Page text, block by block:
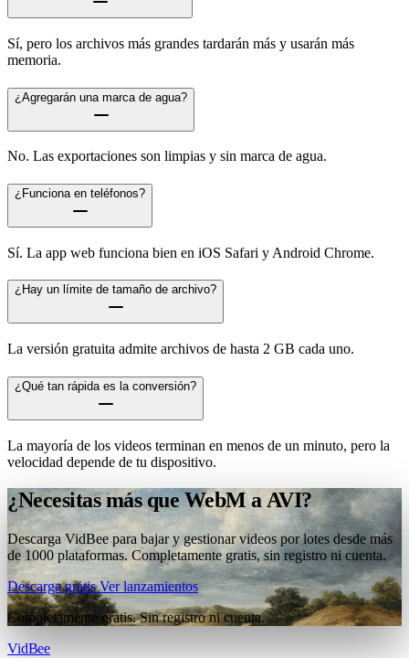
Sí, pero los archivos más grandes tardarán más y usarán más
memoria.
¿Agregarán una marca de agua?
No. Las exportaciones son limpias y sin marca de agua.
¿Funciona en teléfonos?
Sí. La app web funciona bien en iOS Safari y Android Chrome.
¿Hay un límite de tamaño de archivo?
La versión gratuita admite archivos de hasta 2 GB cada uno.
¿Qué tan rápida es la conversión?
La mayoría de los videos terminan en menos de un minuto, pero la
velocidad depende de tu dispositivo.
¿Necesitas más que WebM a AVI?
Descarga VidBee para bajar y gestionar videos por lotes desde más
de 1000 plataformas. Completamente gratis, sin registro ni cuenta.
Descarga gratisVer lanzamientos
Completamente gratis. Sin registro ni cuenta.
VidBee